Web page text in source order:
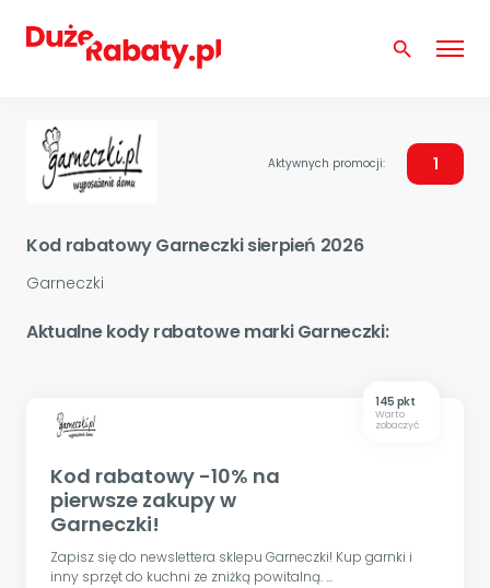
search
Aktywnych promocji: 1
Kod rabatowy Garneczki sierpień 2026
Garneczki
Aktualne kody rabatowe marki Garneczki:
145 pkt
Warto
zobaczyć
Kod rabatowy -10% na
pierwsze zakupy w
Garneczki!
Zapisz się do newslettera sklepu Garneczki! Kup garnki i
inny sprzęt do kuchni ze zniżką powitalną. ...